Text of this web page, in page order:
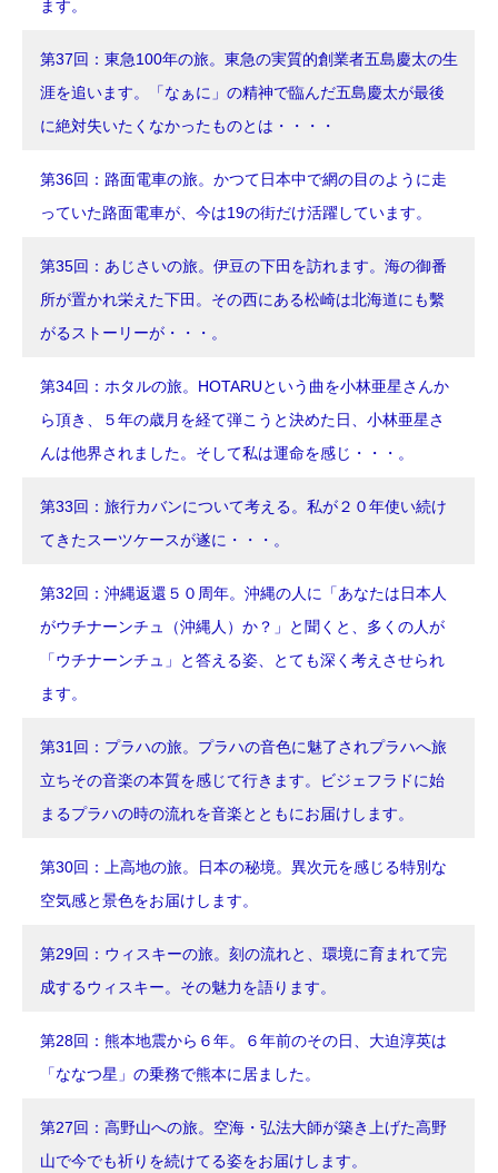
ます。
第37回：東急100年の旅。東急の実質的創業者五島慶太の生
涯を追います。「なぁに」の精神で臨んだ五島慶太が最後
に絶対失いたくなかったものとは・・・・
第36回：路面電車の旅。かつて日本中で網の目のように走
っていた路面電車が、今は19の街だけ活躍しています。
第35回：あじさいの旅。伊豆の下田を訪れます。海の御番
所が置かれ栄えた下田。その西にある松崎は北海道にも繫
がるストーリーが・・・。
第34回：ホタルの旅。HOTARUという曲を小林亜星さんか
ら頂き、５年の歳月を経て弾こうと決めた日、小林亜星さ
んは他界されました。そして私は運命を感じ・・・。
第33回：旅行カバンについて考える。私が２０年使い続け
てきたスーツケースが遂に・・・。
第32回：沖縄返還５０周年。沖縄の人に「あなたは日本人
がウチナーンチュ（沖縄人）か？」と聞くと、多くの人が
「ウチナーンチュ」と答える姿、とても深く考えさせられ
ます。
第31回：プラハの旅。プラハの音色に魅了されプラハへ旅
立ちその音楽の本質を感じて行きます。ビジェフラドに始
まるプラハの時の流れを音楽とともにお届けします。
第30回：上高地の旅。日本の秘境。異次元を感じる特別な
空気感と景色をお届けします。
第29回：ウィスキーの旅。刻の流れと、環境に育まれて完
成するウィスキー。その魅力を語ります。
第28回：熊本地震から６年。６年前のその日、大迫淳英は
「ななつ星」の乗務で熊本に居ました。
第27回：高野山への旅。空海・弘法大師が築き上げた高野
山で今でも祈りを続けてる姿をお届けします。